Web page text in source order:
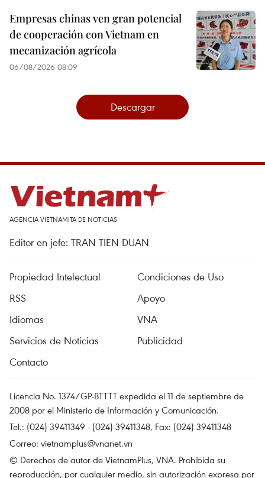
Empresas chinas ven gran potencial
de cooperación con Vietnam en
mecanización agrícola
06/08/2026 08:09
Descargar
AGENCIA VIETNAMITA DE NOTICIAS
Editor en jefe: TRAN TIEN DUAN
Propiedad Intelectual
Condiciones de Uso
RSS
Apoyo
Idiomas
VNA
Servicios de Noticias
Publicidad
Contacto
Licencia No. 1374/GP-BTTTT expedida el 11 de septiembre de
2008 por el Ministerio de Información y Comunicación.
Tel.: (024) 39411349 - (024) 39411348, Fax: (024) 39411348
Correo: vietnamplus@vnanet.vn
© Derechos de autor de VietnamPlus, VNA. Prohibida su
reproducción, por cualquier medio, sin autorización expresa por